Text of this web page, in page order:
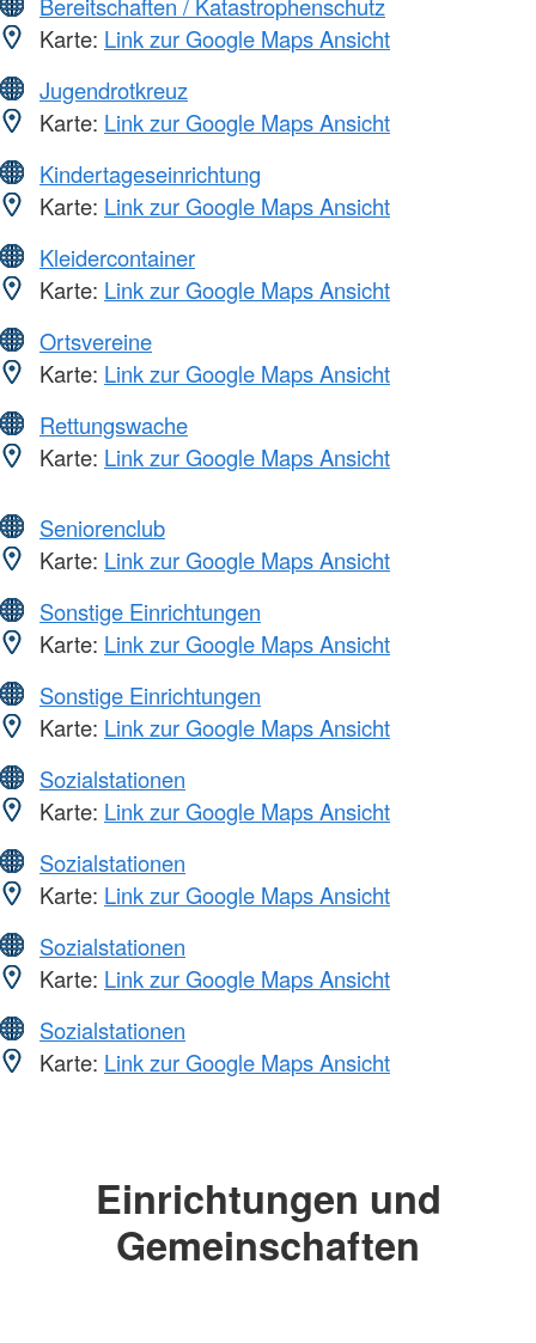
Karte: Link zur Google Maps Ansicht
Jugendrotkreuz
Karte: Link zur Google Maps Ansicht
Kindertageseinrichtung
Karte: Link zur Google Maps Ansicht
Kleidercontainer
Karte: Link zur Google Maps Ansicht
Ortsvereine
Karte: Link zur Google Maps Ansicht
Rettungswache
Karte: Link zur Google Maps Ansicht
Seniorenclub
Karte: Link zur Google Maps Ansicht
Sonstige Einrichtungen
Karte: Link zur Google Maps Ansicht
Sonstige Einrichtungen
Karte: Link zur Google Maps Ansicht
Sozialstationen
Karte: Link zur Google Maps Ansicht
Sozialstationen
Karte: Link zur Google Maps Ansicht
Sozialstationen
Karte: Link zur Google Maps Ansicht
Sozialstationen
Karte: Link zur Google Maps Ansicht
Einrichtungen und
Gemeinschaften